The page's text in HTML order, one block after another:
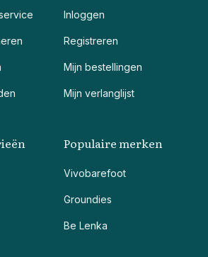
Inloggen
Registreren
Mijn bestellingen
Mijn verlanglijst
Populaire merken
Vivobarefoot
Groundies
Be Lenka